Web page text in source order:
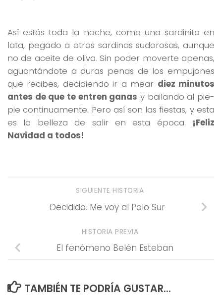
Así estás toda la noche, como una sardinita en
lata, pegado a otras sardinas sudorosas, aunque
no de aceite de oliva. Sin poder moverte apenas,
aguantándote a duras penas de los empujones
que recibes, decidiendo ir a mear diez minutos
antes de que te entren ganas y bailando al pie-
pie continuamente. Pero así son las fiestas, y esta
es la belleza de salir en esta época. ¡Feliz
Navidad a todos!
SIGUIENTE HISTORIA
Decidido. Me voy al Polo Sur
HISTORIA PREVIA
El fenómeno Belén Esteban
TAMBIÉN TE PODRÍA GUSTAR...